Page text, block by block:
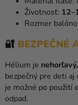
Životnosť:
Rozmer
🔐 BEZPEČNÉ
Hélium je
bezpečný pre deti aj
je možné po použití
odpad.